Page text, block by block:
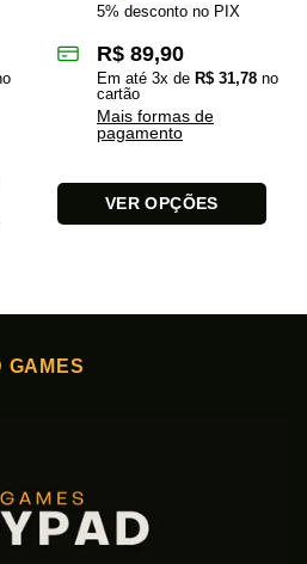
5% desconto no PIX
R$ 89,90
Em até 3x de R$ 31,78 no
cartão
Mais formas de
pagamento
VER OPÇÕES
várias
As
página
do
GAMES